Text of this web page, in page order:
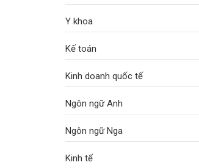
Y khoa
Kế toán
Kinh doanh quốc tế
Ngôn ngữ Anh
Ngôn ngữ Nga
Kinh tế